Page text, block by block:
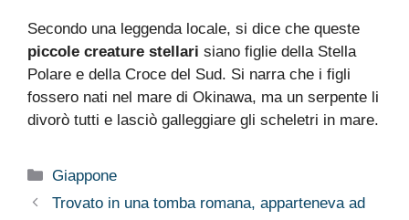
Secondo una leggenda locale, si dice che queste
piccole creature stellari siano figlie della Stella
Polare e della Croce del Sud. Si narra che i figli
fossero nati nel mare di Okinawa, ma un serpente li
divorò tutti e lasciò galleggiare gli scheletri in mare.
Categorie
Giappone
Trovato in una tomba romana, apparteneva ad